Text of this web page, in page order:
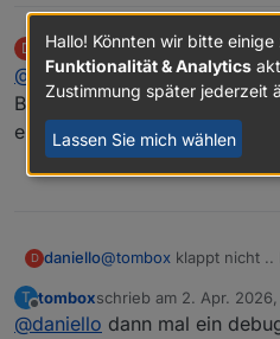
D
Offline
danielloschrieb am 2. Apr.
zuletzt editiert von
@ tomboxklappt nicht ..
Bin vor die Kamera gelaufen
erkannt .. trotzdem nur Nullen.
D daniello@tombox klappt nicht ..
erkannt .. trotzdem nur
T
Offline
tomboxschrieb am 2. Apr. 2026,
zuletzt editiert von
@daniello dann mal ein
Hallo! Könnten wir bitte
Funktionalität & Analytics
Zustimmung später jederzeit
Lassen Sie mich wählen